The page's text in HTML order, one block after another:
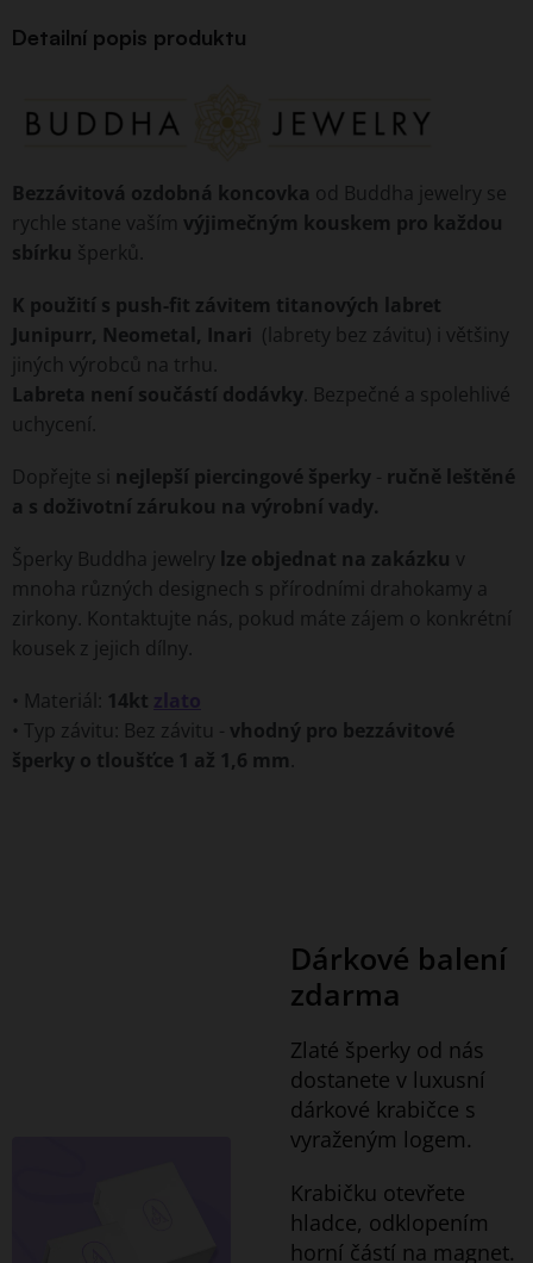
Detailní popis produktu
Bezzávitová ozdobná koncovka od Buddha jewelry se
rychle stane vaším výjimečným kouskem pro každou
sbírku šperků.
K použití s push-fit závitem titanových labret
Junipurr, Neometal, Inari (labrety bez závitu) i většiny
jiných výrobců na trhu.
Labreta není součástí dodávky . Bezpečné a spolehlivé
uchycení.
Dopřejte si nejlepší piercingové šperky - ručně leštěné
a s doživotní zárukou na výrobní vady.
Šperky Buddha jewelry lze objednat na zakázku v
mnoha různých designech s přírodními drahokamy a
zirkony. Kontaktujte nás, pokud máte zájem o konkrétní
kousek z jejich dílny.
• Materiál: 14kt
• Typ závitu: Bez závitu - vhodný pro bezzávitové
šperky o tloušťce 1 až 1,6 mm
Dárkové balení
zdarma
Zlaté šperky od nás
dostanete v luxusní
dárkové krabičce s
vyraženým logem.
Krabičku otevřete
hladce, odklopením
horní částí na magnet.